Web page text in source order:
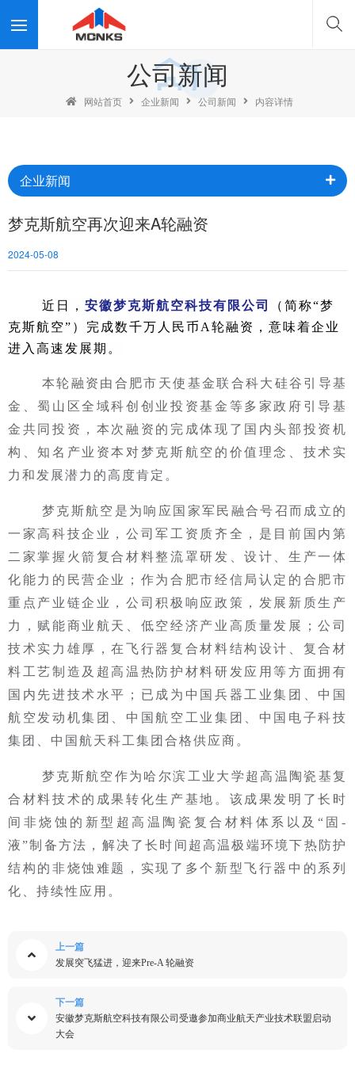
公司新闻
网站首页 企业新闻 公司新闻 内容详情
企业新闻
梦克斯航空再次迎来A轮融资
2024-05-08
近日 ， 安徽梦克斯航空科技有限公司 （简称“梦
克斯航空”）完成数千万人民币A轮融资，意味着企业
进入高速发展期。
本轮融资由合肥市天使基金联合科大硅谷引导基
金、蜀山区全域科创创业投资基金等多家政府引导基
金共同投资，本次融资的完成体现了国内头部投资机
构、知名产业资本对梦克斯航空的价值理念、技术实
力和发展潜力的高度肯定。
梦克斯航空是为响应国家军民融合号召而成立的
一家高科技企业，公司军工资质齐全，是目前国内第
二家掌握火箭复合材料整流罩研发、设计、生产一体
化能力的民营企业；作为合肥市经信局认定的合肥市
重点产业链企业，公司积极响应政策，发展新质生产
力，赋能商业航天、低空经济产业高质量发展；公司
技术实力雄厚，在飞行器复合材料结构设计、复合材
料工艺制造及超高温热防护材料研发应用等方面拥有
国内先进技术水平；已成为中国兵器工业集团、中国
航空发动机集团、中国航空工业集团、中国电子科技
集团、中国航天科工集团合格供应商。
梦克斯航空作为哈尔滨工业大学超高温陶瓷基复
合材料技术的成果转化生产基地。该成果发明了长时
间非烧蚀的新型超高温陶瓷复合材料体系以及 “固-
液”制备方法，解决了长时间超高温极端环境下热防护
结构的非烧蚀难题，实现了多个新型飞行器中的系列
化、持续性应用。
上一篇
发展突飞猛进，迎来Pre-A 轮融资
下一篇
安徽梦克斯航空科技有限公司受邀参加商业航天产业技术联盟启动
大会